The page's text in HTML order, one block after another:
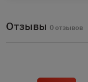
Отзывы 0 отзывов